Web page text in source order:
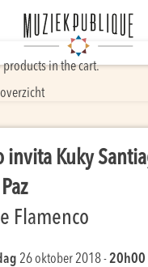
products in the cart.
invita Kuky
Flamenco
26 oktober 2018 -20h00